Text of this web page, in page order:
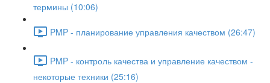
термины (10:06)
PMP - планирование управления качеством (26:47)
PMP - контроль качества и управление качеством -
некоторые техники (25:16)